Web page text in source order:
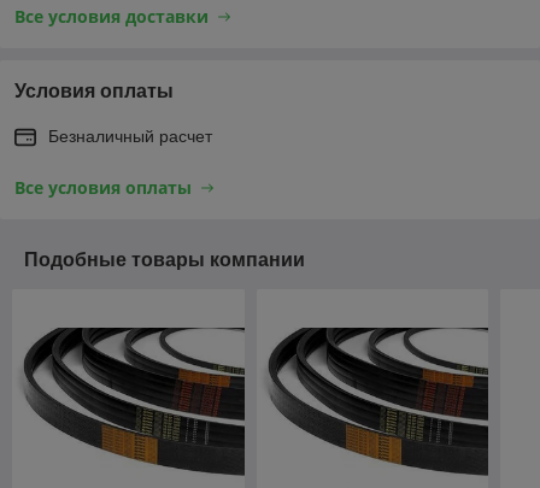
Все условия доставки
Условия оплаты
Безналичный расчет
Все условия оплаты
Подобные товары компании